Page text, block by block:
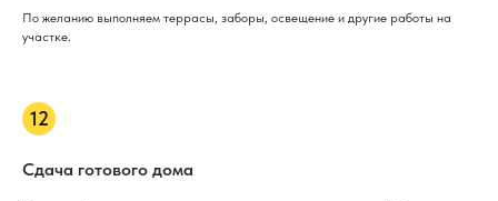
По желанию выполняем террасы, заборы, освещение и другие работы на
участке.
Сдача готового дома